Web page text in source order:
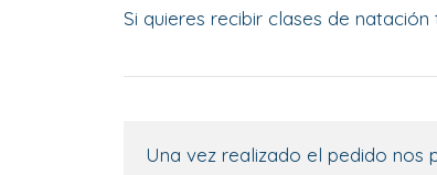
Si quieres recibir clases de
Una vez realizado el pedido